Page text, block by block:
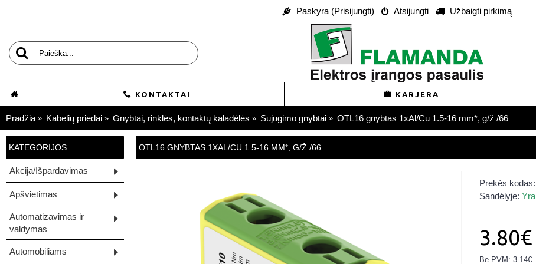
Paskyra (Prisijungti) Atsijungti Užbaigti pirkimą
KONTAKTAI KARJERA
Pradžia Kabelių priedai Gnybtai, rinklės, kontaktų kaladėlės Sujugimo gnybtai OTL16 gnybtas 1xAl/Cu 1.5-16 mm*, g/ž /66
KATEGORIJOS
Akcija/Išpardavimas
Apšvietimas
Automatizavimas ir
valdymas
Automobiliams
OTL16 GNYBTAS 1XAL/CU 1.5-16 MM*, G/Ž /66
Prekės kodas:
Sandėlyje: Yra
3.80€
Be PVM: 3.14€